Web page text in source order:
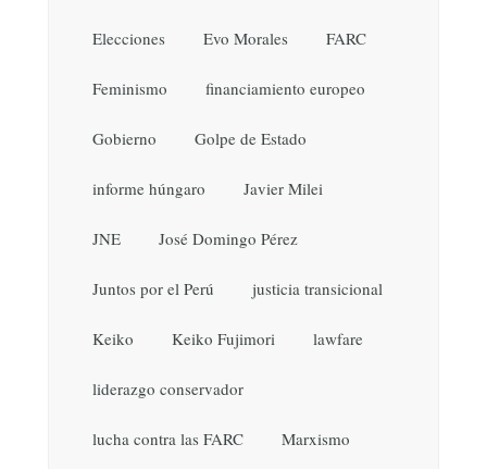
Elecciones Evo Morales FARC
Feminismo financiamiento europeo
Gobierno Golpe de Estado
informe húngaro Javier Milei
JNE José Domingo Pérez
Juntos por el Perú justicia transicional
Keiko Keiko Fujimori lawfare
liderazgo conservador
lucha contra las FARC Marxismo